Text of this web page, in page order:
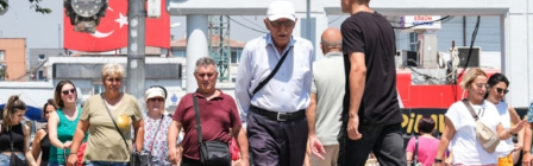
Yüksek kredi faizlerine rağmen
borçlanmaya devam eden vatandaşın kredi
borçları yüzde 65 artışla 3 trilyonu aşarken
borçlu kişi sayısına da yaklaşık 2 milyon